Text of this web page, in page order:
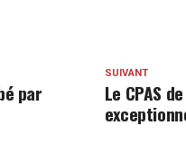
SUIVANT
Le CPAS
par